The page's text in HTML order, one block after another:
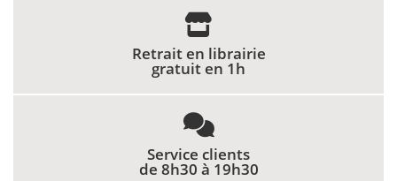
Retrait en librairie
gratuit en 1h
Service clients
de 8h30 à 19h30